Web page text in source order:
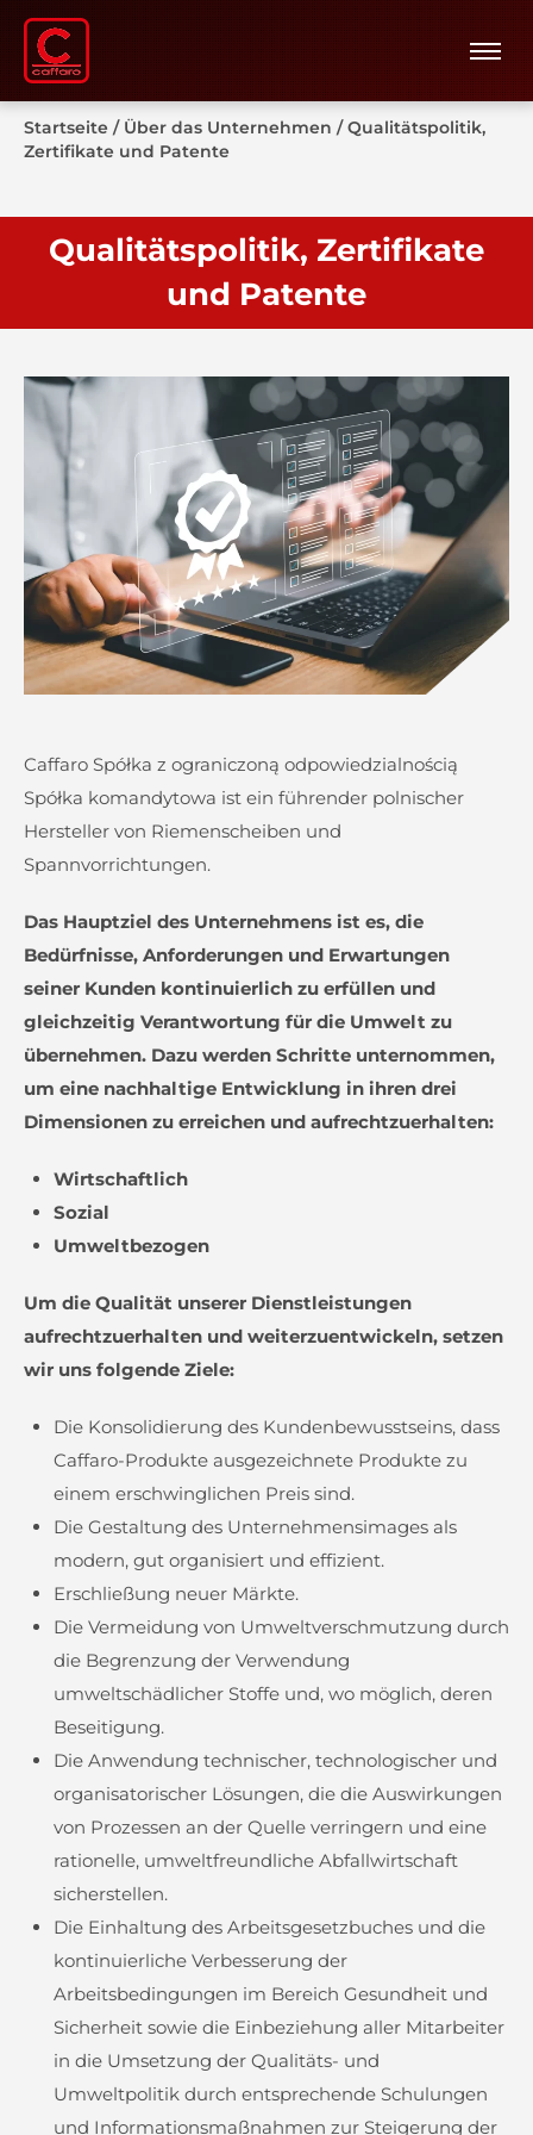
Startseite / Über das Unternehmen /Qualitätspolitik,
Zertifikate und Patente
Qualitätspolitik, Zertifikate
und Patente
Caffaro Spółka z ograniczoną odpowiedzialnością
Spółka komandytowa ist ein führender polnischer
Hersteller von Riemenscheiben und
Spannvorrichtungen.
Das Hauptziel des Unternehmens ist es, die
Bedürfnisse, Anforderungen und Erwartungen
seiner Kunden kontinuierlich zu erfüllen und
gleichzeitig Verantwortung für die Umwelt zu
übernehmen. Dazu werden Schritte unternommen,
um eine nachhaltige Entwicklung in ihren drei
Dimensionen zu erreichen und aufrechtzuerhalten:
Wirtschaftlich
Sozial
Umweltbezogen
Um die Qualität unserer Dienstleistungen
aufrechtzuerhalten und weiterzuentwickeln, setzen
wir uns folgende Ziele:
Die Konsolidierung des Kundenbewusstseins, dass
Caffaro-Produkte ausgezeichnete Produkte zu
einem erschwinglichen Preis sind.
Die Gestaltung des Unternehmensimages als
modern, gut organisiert und effizient.
Erschließung neuer Märkte.
Die Vermeidung von Umweltverschmutzung durch
die Begrenzung der Verwendung
umweltschädlicher Stoffe und, wo möglich, deren
Beseitigung.
Die Anwendung technischer, technologischer und
organisatorischer Lösungen, die die Auswirkungen
von Prozessen an der Quelle verringern und eine
rationelle, umweltfreundliche Abfallwirtschaft
sicherstellen.
Die Einhaltung des Arbeitsgesetzbuches und die
kontinuierliche Verbesserung der
Arbeitsbedingungen im Bereich Gesundheit und
Sicherheit sowie die Einbeziehung aller Mitarbeiter
in die Umsetzung der Qualitäts- und
Umweltpolitik durch entsprechende Schulungen
und Informationsmaßnahmen zur Steigerung der